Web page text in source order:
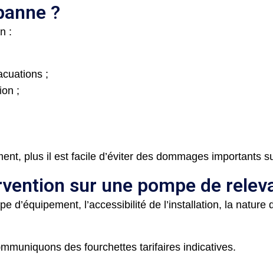
?
:
;
;
plus il est facile d’éviter des dommages importants
sur une pompe de
d’équipement, l’accessibilité de l’installation, la
des fourchettes tarifaires indicatives.